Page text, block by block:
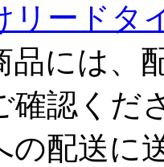
リードタ
には、
確認くだ
の配送に